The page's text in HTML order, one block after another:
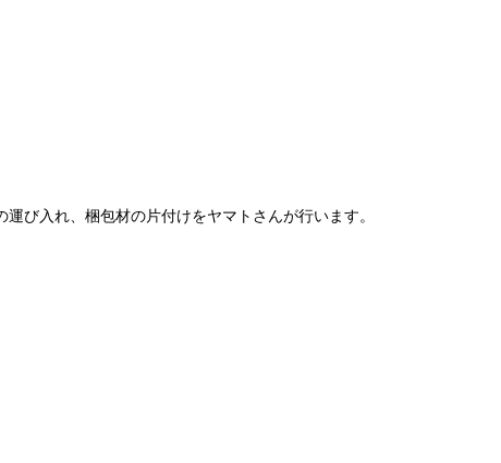
び入れ、梱包材の片付けをヤマトさんが行います。